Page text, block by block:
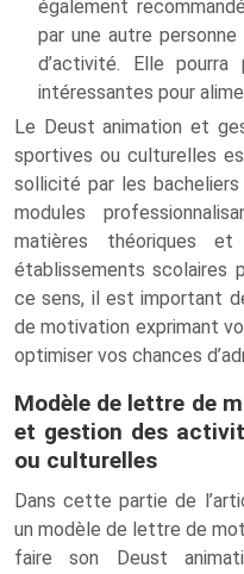
également
par une autre
d’activité. Elle
intéressantes pour
Le Deust animation et
sportives ou culturelles
sollicité par les
modules
matières théoriques
établissements scolaires
ce sens, il est important
de motivation exprimant
optimiser vos chances
Modèle de lettre de
et gestion des
ou culturelles
Dans cette partie de
un modèle de lettre de
faire son Deust